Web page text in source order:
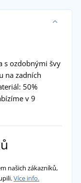
s ozdobnými švy
na zadních
50%
v 9
našich zákazníků,
Více info.